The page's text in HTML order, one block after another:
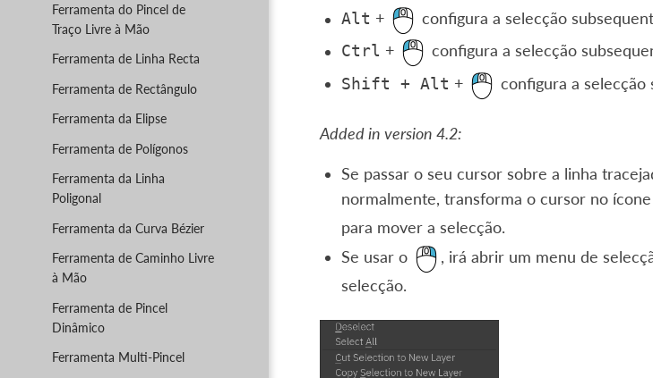
Ferramenta do Pincel de
Traço Livre à Mão
Ferramenta de Linha Recta
Ferramenta de Rectângulo
Ferramenta da Elipse
Ferramenta de Polígonos
Ferramenta da Linha
Poligonal
Ferramenta da Curva Bézier
Ferramenta de Caminho Livre
à Mão
Ferramenta de Pincel
Dinâmico
Ferramenta Multi-Pincel
Alt + configura a selecção
Ctrl + configura a selecção
Shift + Alt + configura a
Added in version 4.2:
Se passar o seu cursor sobre a linha
normalmente, transforma o cursor no
para mover a selecção.
Se usar o
, irá abrir um menu de
selecção.